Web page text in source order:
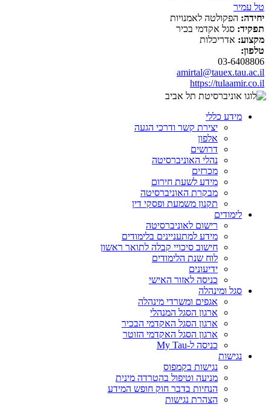
טל עמיר
יחידה: הפקולטה לאמנויות
תפקיד: סגל אקדמי בכיר
מקצוע: אדריכלות
טלפון:
03-6408806
amirtal@tauex.tau.ac.il
https://tulaamir.co.il
מידע כללי
יצירת קשר ודרכי הגעה
אלפון
דרושים
נהלי האוניברסיטה
מכרזים
מידע לשעת חירום
מבקרת האוניברסיטה
תקנון משמעת ופסקי דין
לימודים
רישום לאוניברסיטה
מידע למתעניינים בלימודים
חישוב סיכויי קבלה לתואר ראשון
לוח שנת הלימודים
ידיעונים
כניסה לאזור האישי
סגל ומינהלה
אגפים ומשרדי מינהלה
ארגון הסגל המנהלי
ארגון הסגל האקדמי הבכיר
ארגון הסגל האקדמי הזוטר
כניסה ל-My Tau
נגישות
נגישות בקמפוס
מניעה וטיפול בהטרדה מינית
הנחיות בדבר חוק חופש המידע
הצהרת נגישות